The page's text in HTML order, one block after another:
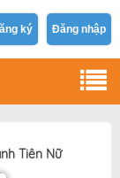
ký Đăng nhập
Tiên Nữ